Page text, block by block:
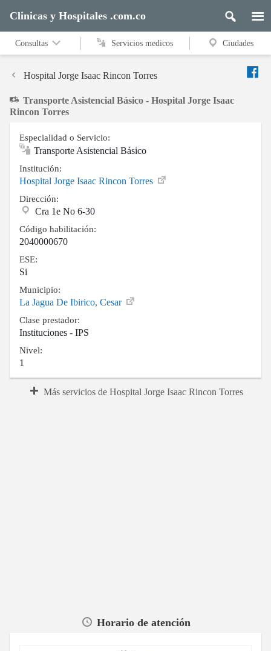
Clinicas y Hospitales .com.co
Consultas Servicios medicos Ciudades
Hospital Jorge Isaac Rincon Torres
Transporte Asistencial Básico - Hospital Jorge Isaac
Rincon Torres
Especialidad o Servicio:
Transporte Asistencial Básico
Institución:
Hospital Jorge Isaac Rincon Torres
Dirección:
Cra 1e No 6-30
Código habilitación:
2040000670
ESE:
Si
Municipio:
La Jagua De Ibirico, Cesar
Clase prestador:
Instituciones - IPS
Nivel:
1
Más servicios de Hospital Jorge Isaac Rincon Torres
Horario de atención